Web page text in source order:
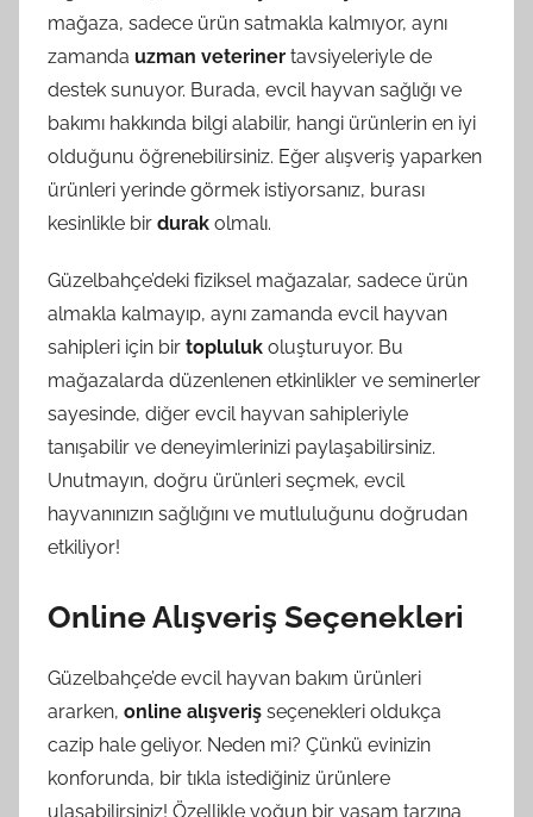
mağaza, sadece ürün satmakla kalmıyor, aynı
zamanda uzman veteriner tavsiyeleriyle de
destek sunuyor. Burada, evcil hayvan sağlığı ve
bakımı hakkında bilgi alabilir, hangi ürünlerin en iyi
olduğunu öğrenebilirsiniz. Eğer alışveriş yaparken
ürünleri yerinde görmek istiyorsanız, burası
kesinlikle bir durak olmalı.
Güzelbahçe’deki fiziksel mağazalar, sadece ürün
almakla kalmayıp, aynı zamanda evcil hayvan
sahipleri için bir topluluk oluşturuyor. Bu
mağazalarda düzenlenen etkinlikler ve seminerler
sayesinde, diğer evcil hayvan sahipleriyle
tanışabilir ve deneyimlerinizi paylaşabilirsiniz.
Unutmayın, doğru ürünleri seçmek, evcil
hayvanınızın sağlığını ve mutluluğunu doğrudan
etkiliyor!
Online Alışveriş Seçenekleri
Güzelbahçe’de evcil hayvan bakım ürünleri
ararken, online alışveriş seçenekleri oldukça
cazip hale geliyor. Neden mi? Çünkü evinizin
konforunda, bir tıkla istediğiniz ürünlere
ulaşabilirsiniz! Özellikle yoğun bir yaşam tarzına